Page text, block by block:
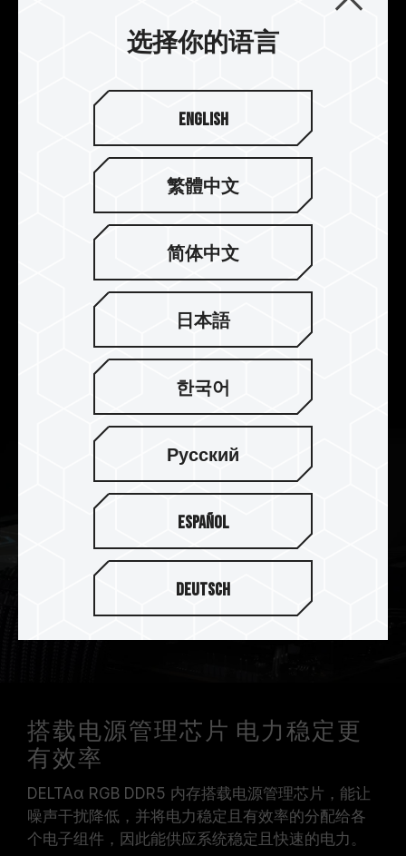
强化电源管理芯片散热设计
DELTAα 炫光 RGB DDR5 搭配使用专业导热硅胶，
强化电源管理芯片散热设计，有效稳定电源管理芯
搭载电源管理芯片 电力稳定更
有效率
DELTAα RGB DDR5 内存搭载电源管理芯片，能让
噪声干扰降低，并将电力稳定且有效率的分配给各
个电子组件，因此能供应系统稳定且快速的电力。
选择你的语言
English
繁體中文
简体中文
日本語
한국어
Русский
Español
Deutsch